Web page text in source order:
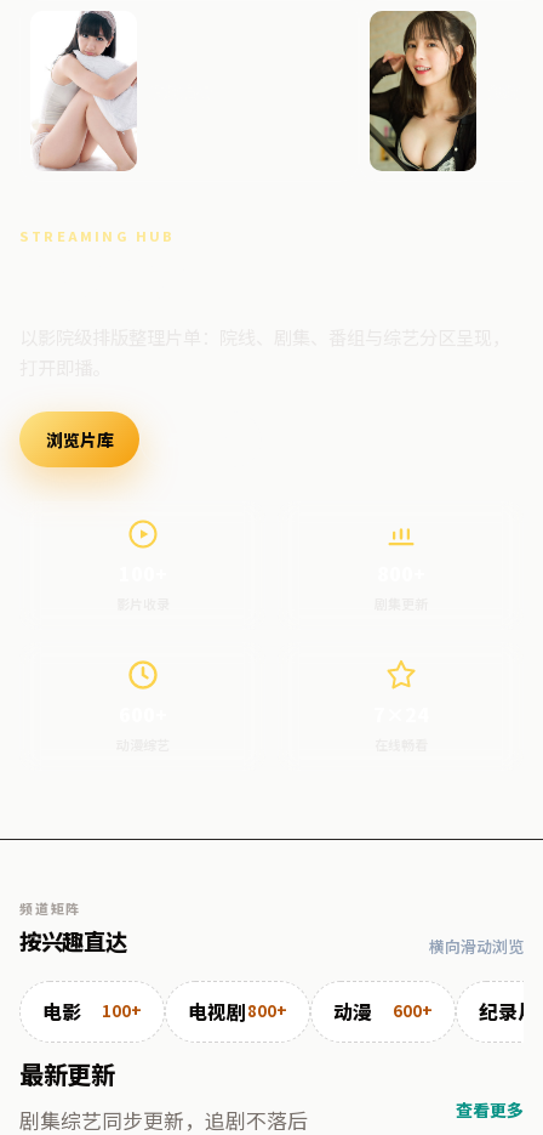
STREAMING HUB
浏览片库
频道矩阵
按兴趣直达 横向滑动浏览
电影 100+ 电视剧800+ 动漫 600+ 纪录片
最新更新
剧集综艺同步更新，追剧不落后 查看更多